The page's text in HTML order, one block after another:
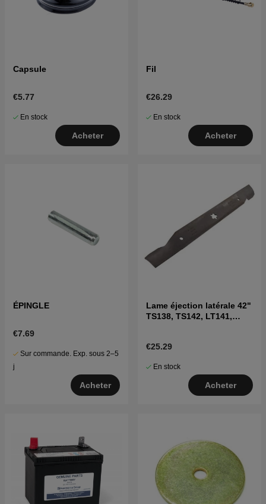
Capsule
€5.77
En stock
Acheter
Fil
€26.29
En stock
Acheter
ÉPINGLE
€7.69
Sur commande. Exp. sous 2–5
j
Acheter
Lame éjection latérale 42"
TS138, TS142, LT141,
€25.29
En stock
Acheter